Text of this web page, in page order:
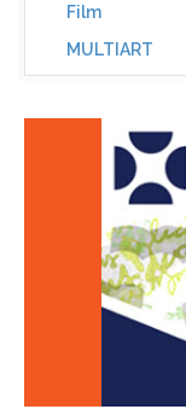
Film
MULTIART